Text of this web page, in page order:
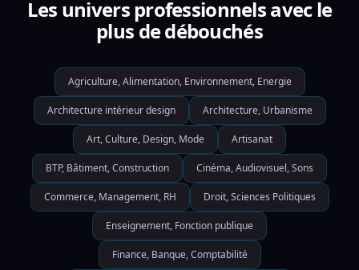
Les univers professionnels avec le
plus de débouchés
Agriculture, Alimentation, Environnement, Energie
Architecture intérieur design Architecture, Urbanisme
Art, Culture, Design, Mode Artisanat
BTP, Bâtiment, Construction Cinéma, Audiovisuel, Sons
Commerce, Management, RH Droit, Sciences Politiques
Enseignement, Fonction publique
Finance, Banque, Comptabilité